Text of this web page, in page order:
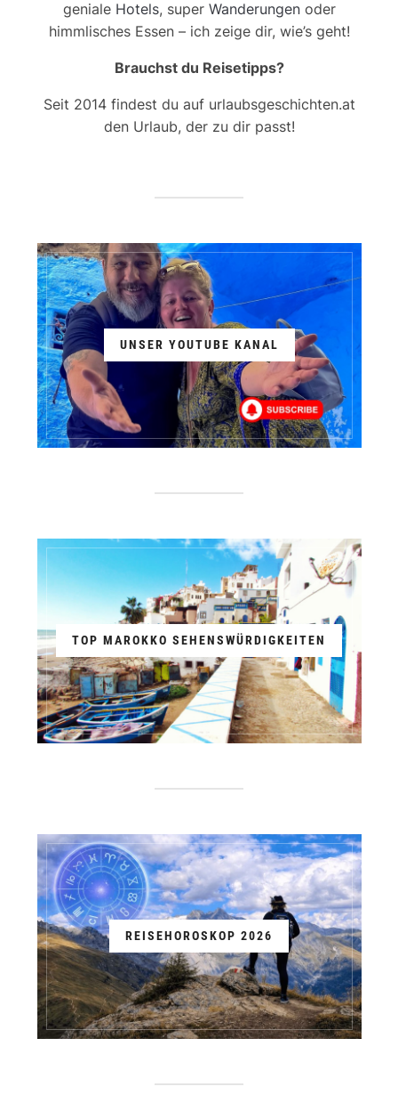
geniale Hotels, super Wanderungenoder
himmlisches Essen – ich zeige dir, wie’s geht!
Brauchst du Reisetipps?
Seit 2014 findest du auf urlaubsgeschichten.at
den Urlaub, der zu dir passt!
UNSER YOUTUBE KANAL
TOP MAROKKO SEHENSWÜRDIGKEITEN
REISEHOROSKOP 2026